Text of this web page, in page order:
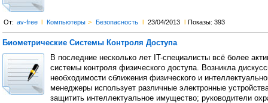
От: av-free l Компьютеры > Безопасность l 23/04/2013 l Показы: 393
Биометрические Системы Контроля Доступа
В последние несколько лет IT-специалисты всё более
системы контроля физического доступа. Возникла
необходимости сближения физического и
менеджеры использует различные электронные
защитить интеллектуальное имущество; руководители